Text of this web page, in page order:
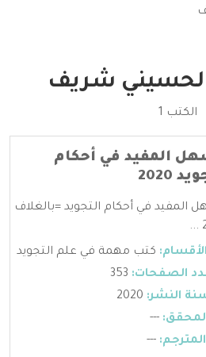
شريف
الكتب 1
المفيد في أحكام
2020
المفيد في أحكام التجويد =بالغلاف
كتب مهمة في علم التجويد
الصفحات:
النشر:
---
---